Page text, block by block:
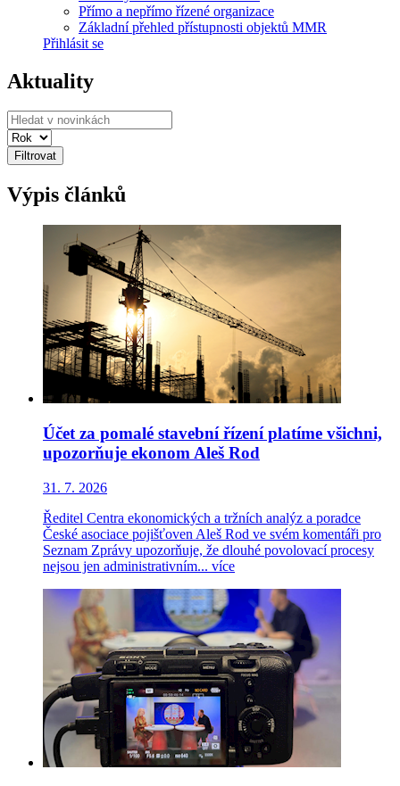
Přímo a nepřímo řízené organizace
Základní přehled přístupnosti objektů MMR
Přihlásit se
Aktuality
Filtrovat
Výpis článků
Účet za pomalé stavební řízení platíme všichni,
upozorňuje ekonom Aleš Rod
31. 7. 2026
Ředitel Centra ekonomických a tržních analýz a poradce
České asociace pojišťoven Aleš Rod ve svém komentáři pro
Seznam Zprávy upozorňuje, že dlouhé povolovací procesy
nejsou jen administrativním... více